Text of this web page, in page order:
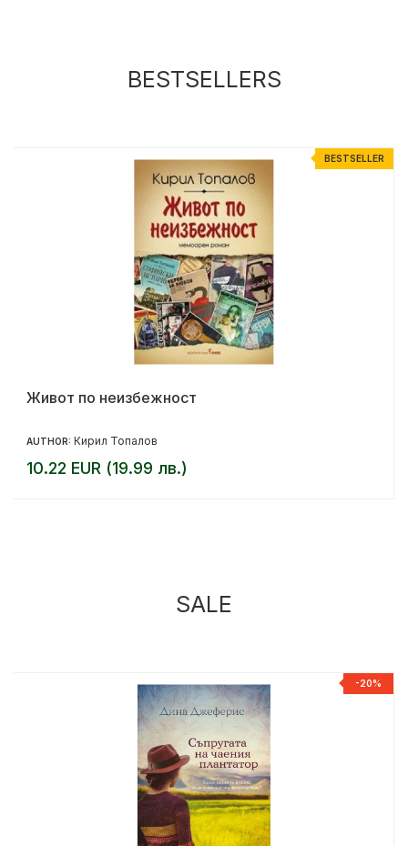
BESTSELLERS
BESTSELLER
Живот по неизбежност
AUTHOR: Кирил Топалов
10.22 EUR (19.99 лв.)
SALE
-20%